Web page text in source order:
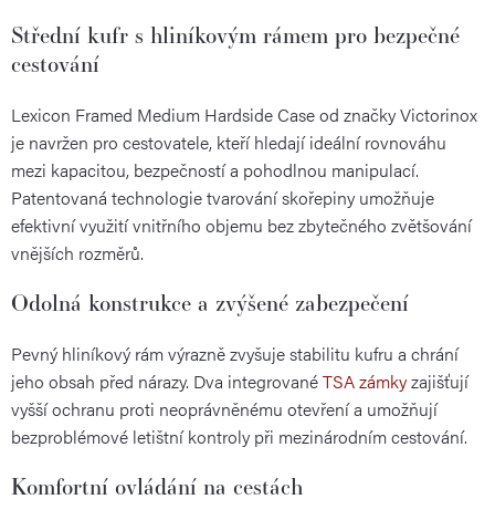
Střední kufr s hliníkovým rámem pro bezpečné
cestování
Lexicon Framed Medium Hardside Case od značky Victorinox
je navržen pro cestovatele, kteří hledají ideální rovnováhu
mezi kapacitou, bezpečností a pohodlnou manipulací.
Patentovaná technologie tvarování skořepiny umožňuje
efektivní využití vnitřního objemu bez zbytečného zvětšování
vnějších rozměrů.
Odolná konstrukce a zvýšené zabezpečení
Pevný hliníkový rám výrazně zvyšuje stabilitu kufru a chrání
jeho obsah před nárazy. Dva integrovanéTSA zámkyzajišťují
vyšší ochranu proti neoprávněnému otevření a umožňují
bezproblémové letištní kontroly při mezinárodním cestování.
Komfortní ovládání na cestách